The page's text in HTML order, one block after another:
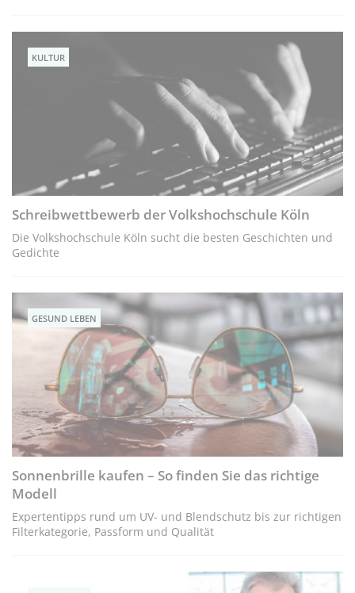
KULTUR
Schreibwettbewerb der Volkshochschule Köln
Die Volkshochschule Köln sucht die besten Geschichten und
Gedichte
GESUND LEBEN
Sonnenbrille kaufen – So finden Sie das richtige
Modell
Expertentipps rund um UV- und Blendschutz bis zur richtigen
Filterkategorie, Passform und Qualität